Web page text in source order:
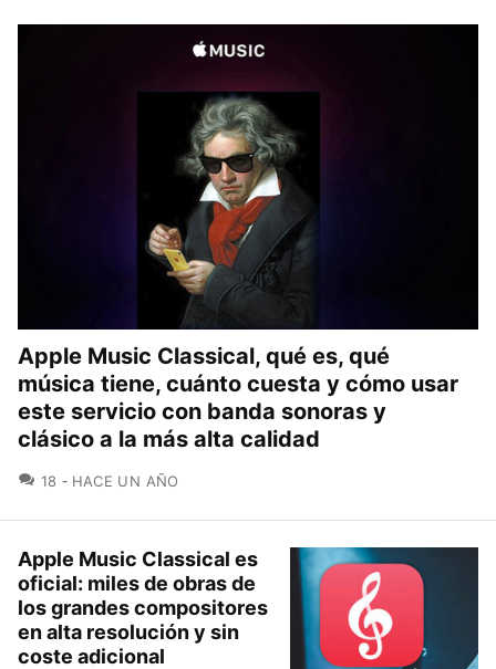
Apple Music Classical, qué es, qué
música tiene, cuánto cuesta y cómo usar
este servicio con banda sonoras y
clásico a la más alta calidad
18 COMENTARIOS
HACE UN AÑO
Apple Music Classical es
oficial: miles de obras de
los grandes compositores
en alta resolución y sin
coste adicional